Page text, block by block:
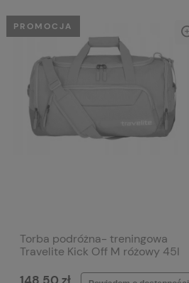
Torba podróżna- treningowa
Travelite Kick Off M różowy 45l
PROMOCJA